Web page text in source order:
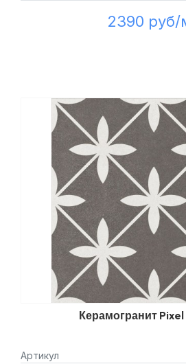
2390 руб/
Керамогранит
Артикул